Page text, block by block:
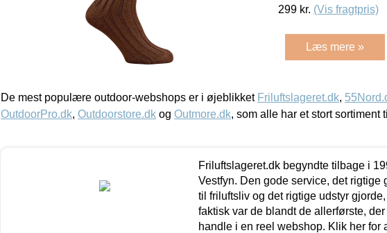
299 kr. (Vis fragtpris)
Læs mere »
De mest populære outdoor-webshops er i øjeblikket Friluftslageret.dk,
OutdoorPro.dk, Outdoorstore.dk og Outmore.dk, som alle har et stort sortiment
Friluftslageret.dk begyndte tilbage i
Vestfyn. Den gode service, det rigtige
til friluftsliv og det rigtige udstyr
faktisk var de blandt de allerførste,
handle i en reel webshop. Klik her for